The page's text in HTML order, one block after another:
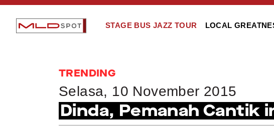
STAGE BUS JAZZ TOUR LOCAL
TRENDING
Selasa, 10 November 2015
Dinda, Pemanah Cantik